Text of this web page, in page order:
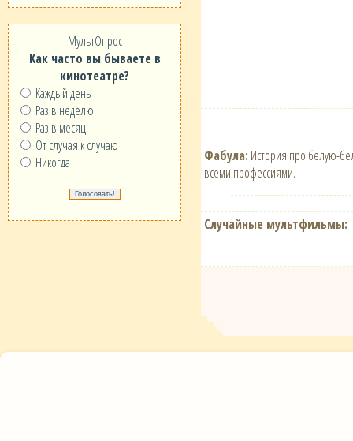
МультОпрос
Как часто вы бываете в
кинотеатре?
Каждый день
Раз в неделю
Раз в месяц
От случая к случаю
Никогда
Фабула: История про белую-
всеми профессиями.
Случайные мультфильмы: